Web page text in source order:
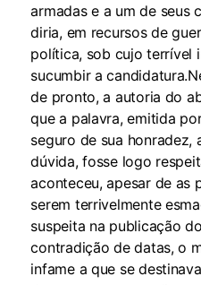
armadas e a um de seus
diria, em recursos de
política, sob cujo terrível
sucumbir a
de pronto, a autoria do
que a palavra, emitida
seguro de sua honradez,
dúvida, fosse logo
aconteceu, apesar de as
serem terrivelmente
suspeita na publicação
contradição de datas, o
infame a que se